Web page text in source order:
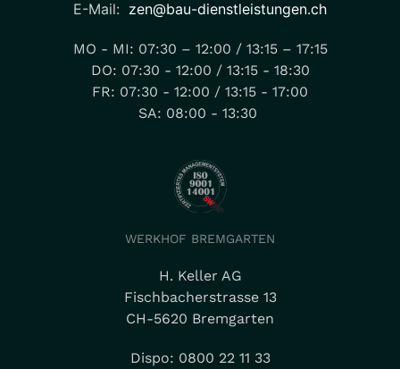
E-Mail: zen@bau-dienstleistungen.ch
MO - MI: 07:30 – 12:00 / 13:15 – 17:15
DO: 07:30 - 12:00 / 13:15 - 18:30
FR: 07:30 - 12:00 / 13:15 - 17:00
SA: 08:00 - 13:30
WERKHOF BREMGARTEN
H. Keller AG
Fischbacherstrasse 13
CH-5620 Bremgarten
Dispo: 0800 22 11 33